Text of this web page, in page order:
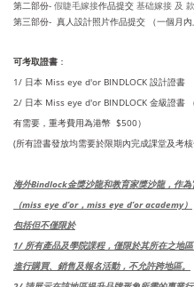
第二部份- 假睫毛嫁接作品提交 基础嫁接 及
第三部份- 真人設計照片作品提交 （一個月內
可考取證書 ：
1/ 日本 Miss eye d'or BINDLOCK 設計證書
2/ 日本 Miss eye d'or BINDLOCK 金級證書
有需要，重考費用為港幣 $500）
(所有證書發放均需要於限期內完成課堂及考核
海外Bindlock金獎沙龍和教育家獎沙龍，作
（miss eye d’or，miss eye d’or academy）
包括但不僅限於
1/ 所有產品及學院課程，僅限於其所在之地
進行購買、銷售及報名活動，不允許跨地區。